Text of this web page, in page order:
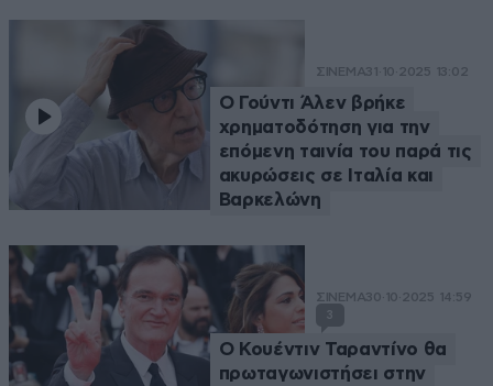
ΣΙΝΕΜΑ31·10·2025 13:02
Ο Γούντι Άλεν βρήκε
χρηματοδότηση για την
επόμενη ταινία του παρά τις
ακυρώσεις σε Ιταλία και
Βαρκελώνη
ΣΙΝΕΜΑ30·10·2025 14:59
3
Ο Κουέντιν Ταραντίνο θα
πρωταγωνιστήσει στην